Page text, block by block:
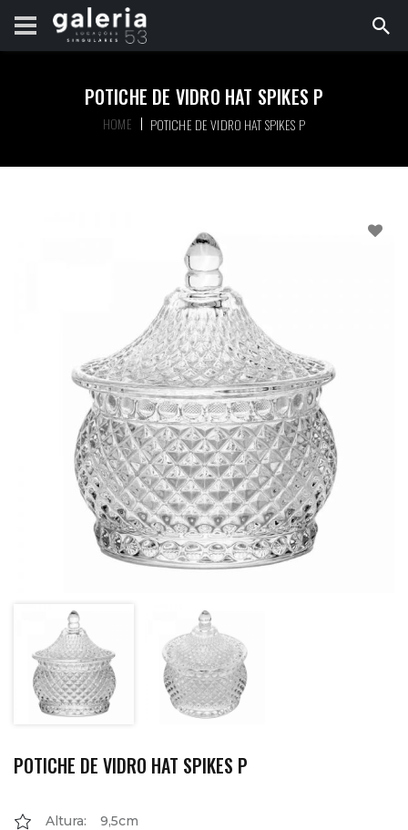
POTICHE DE VIDRO HAT SPIKES P
HOME POTICHE DE VIDRO HAT SPIKES P
POTICHE DE VIDRO HAT SPIKES P
Altura:
9,5cm